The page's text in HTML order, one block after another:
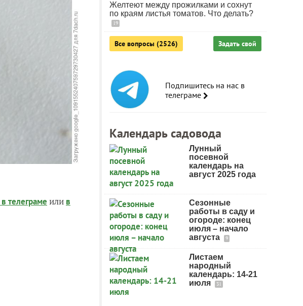
в телеграме или в
Желтеют между прожилками и сохнут
по краям листья томатов. Что делать?
19
Все вопросы (2526) Задать свой
Подпишитесь на нас в
телеграме
Календарь садовода
Лунный
посевной
календарь на
август 2025 года
Сезонные
работы в саду и
огороде: конец
июля – начало
августа
9
Листаем
народный
календарь: 14-21
июля
31